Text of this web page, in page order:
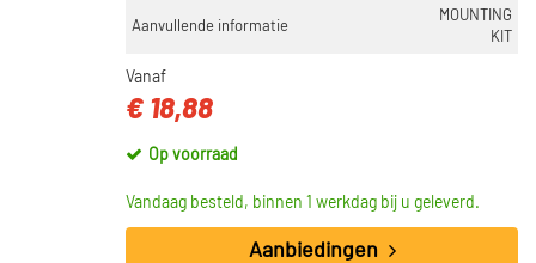
Aanvullende informatie
MOUNTING
KIT
Vanaf
€ 18,88
Op voorraad
Vandaag besteld, binnen 1 werkdag bij u geleverd.
Aanbiedingen